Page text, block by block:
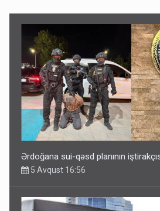
Ərdoğana sui-qəsd planının
5 Avqust 16:56